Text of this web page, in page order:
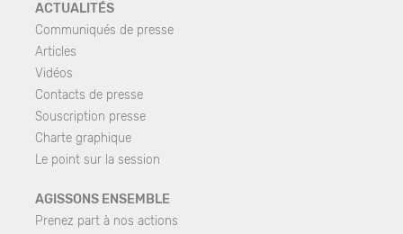
ACTUALITÉS
Communiqués de presse
Articles
Vidéos
Contacts de presse
Souscription presse
Charte graphique
Le point sur la session
AGISSONS ENSEMBLE
Prenez part à nos actions